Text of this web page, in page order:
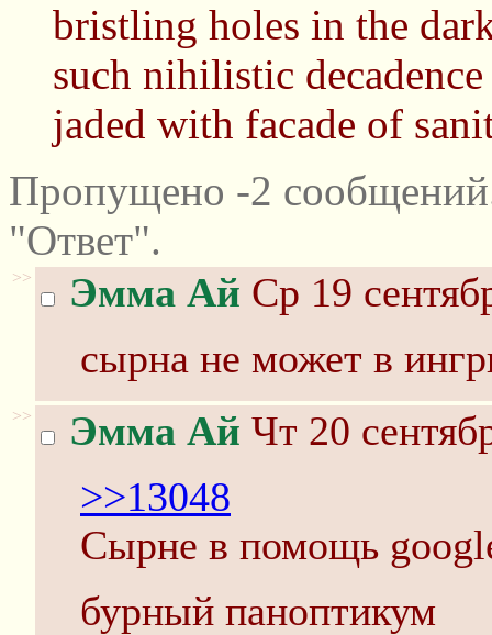
bristling holes in the
such nihilistic decadence
jaded with facade of
Пропущено -2
"Ответ".
>> Эмма Ай Ср 19
сырна не может в
>> Эмма Ай Чт 20
>>13048
Сырне в помощь
бурный паноптикум